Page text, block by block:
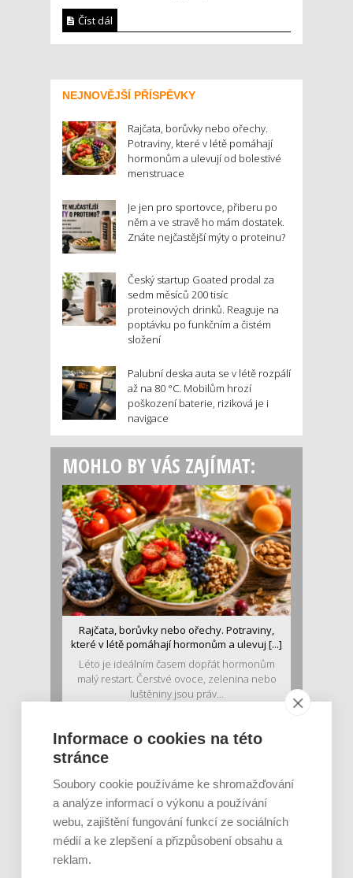
Číst dál
NEJNOVĚJŠÍ PŘÍSPĚVKY
Rajčata, borůvky nebo ořechy.
Potraviny, které v létě pomáhají
hormonům a ulevují od bolestivé
menstruace
Je jen pro sportovce, přiberu po
něm a ve stravě ho mám dostatek.
Znáte nejčastější mýty o proteinu?
Český startup Goated prodal za
sedm měsíců 200 tisíc
proteinových drinků. Reaguje na
poptávku po funkčním a čistém
složení
Palubní deska auta se v létě rozpálí
až na 80 °C. Mobilům hrozí
poškození baterie, riziková je i
navigace
MOHLO BY VÁS ZAJÍMAT:
Rajčata, borůvky nebo ořechy. Potraviny,
které v létě pomáhají hormonům a ulevuj [...]
Léto je ideálním časem dopřát hormonům
malý restart. Čerstvé ovoce, zelenina nebo
luštěniny jsou práv...
Informace o cookies na této
stránce
Soubory cookie používáme ke shromažďování
a analýze informací o výkonu a používání
webu, zajištění fungování funkcí ze sociálních
médií a ke zlepšení a přizpůsobení obsahu a
reklam.